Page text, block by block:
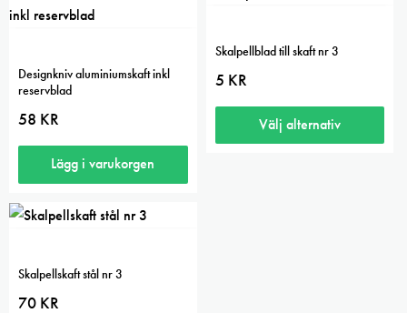
Designkniv aluminiumskaft inkl
reservblad
58 KR
Lägg i varukorgen
Skalpellblad till skaft nr 3
5 KR
Välj alternativ
Skalpellskaft stål nr 3
70 KR